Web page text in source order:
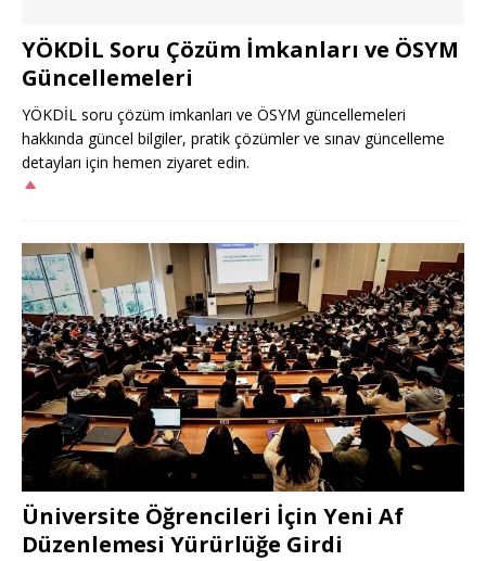
YÖKDİL Soru Çözüm İmkanları ve ÖSYM
Güncellemeleri
YÖKDİL soru çözüm imkanları ve ÖSYM güncellemeleri
hakkında güncel bilgiler, pratik çözümler ve sınav güncelleme
detayları için hemen ziyaret edin.
Üniversite Öğrencileri İçin Yeni Af
Düzenlemesi Yürürlüğe Girdi